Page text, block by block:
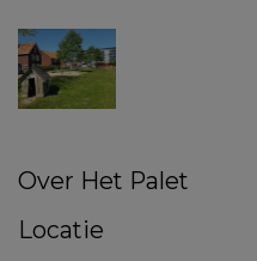
Over Het Palet
Locatie